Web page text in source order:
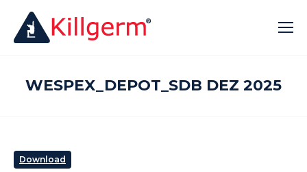
WESPEX_DEPOT_SDB DEZ 2025
Download